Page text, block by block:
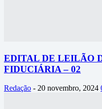
EDITAL DE LEILÃO
FIDUCIÁRIA – 02
Redação - 20 novembro, 2024